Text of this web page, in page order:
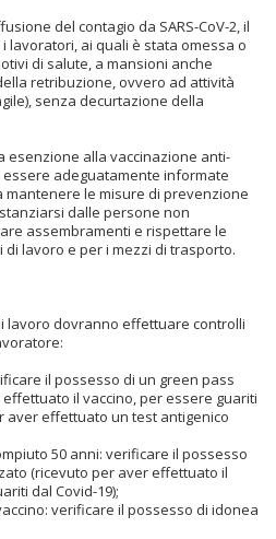
del contagio da SARS-CoV-2, il
lavoratori, ai quali è stata omessa o
di salute, a mansioni anche
retribuzione, ovvero ad attività
senza decurtazione della
esenzione alla vaccinazione anti-
essere adeguatamente informate
mantenere le misure di prevenzione
dalle persone non
assembramenti e rispettare le
lavoro e per i mezzi di trasporto.
lavoro dovranno effettuare controlli
il possesso di un green pass
il vaccino, per essere guariti
aver effettuato un test antigenico
50 anni: verificare il possesso
(ricevuto per aver effettuato il
dal Covid-19);
verificare il possesso di idonea